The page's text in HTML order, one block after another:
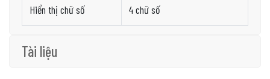
Hiển thị chữ số 4 chữ số
Tài liệu